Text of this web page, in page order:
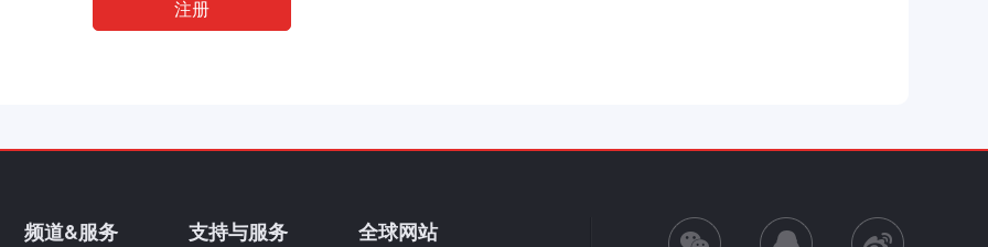
频道&服务 支持与服务 全球网站